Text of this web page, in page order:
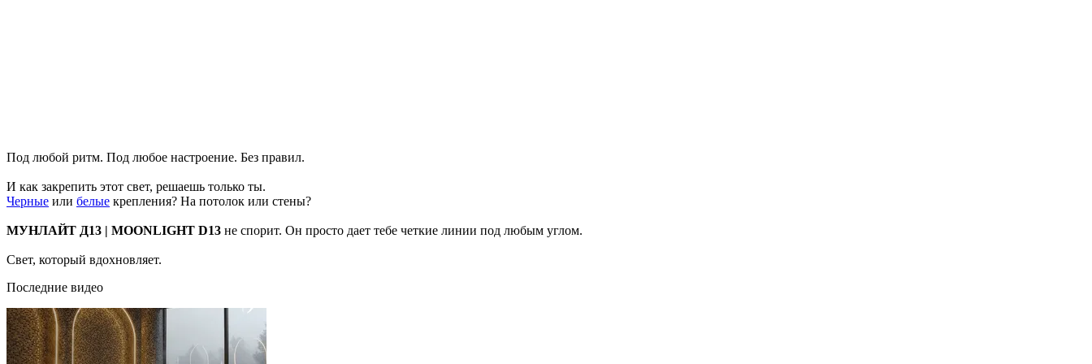
Под любой ритм. Под любое настроение. Без правил.
И как закрепить этот свет, решаешь только ты.
Черные или белые крепления? На потолок или стены?
МУНЛАЙТ Д13 | MOONLIGHT D13 не спорит. Он просто дает тебе четкие линии под любым углом.
Свет, который вдохновляет.
Последние видео